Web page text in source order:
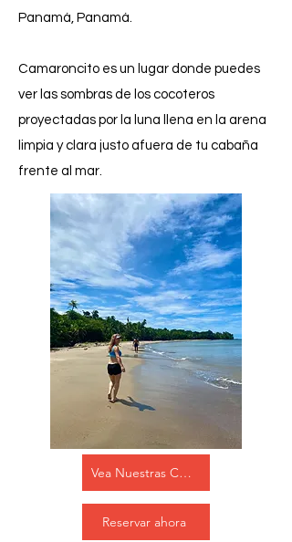
Panamá, Panamá.
Camaroncito es un lugar donde puedes
ver las sombras de los cocoteros
proyectadas por la luna llena en la arena
limpia y clara justo afuera de tu cabaña
frente al mar.
Vea Nuestras Cabañas
Reservar ahora